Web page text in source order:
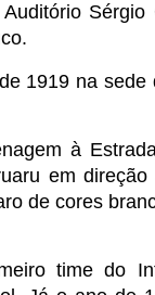
1919 na sede
à
em
de cores
time do